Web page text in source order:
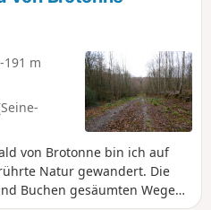
sich zwischen
und bietet eine ruhige und
Rond de Nagu sollte man
um die offene Landschaft
die nur vom Gesang
Die Wanderung führt dann
mehrere Wege
Ausblicke auf die
-191 m
von Brotonne bin ich auf
Natur gewandert. Die
Buchen gesäumten Wege